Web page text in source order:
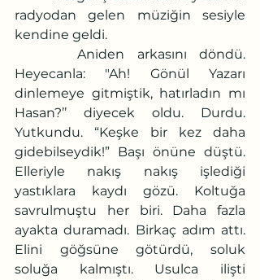
radyodan gelen müziğin sesiyle
kendine geldi.
     Aniden arkasını döndü.
Heyecanla: "Ah! Gönül Yazarı
dinlemeye gitmiştik, hatırladın mı
Hasan?’’ diyecek oldu. Durdu.
Yutkundu. “Keşke bir kez daha
gidebilseydik!” Başı önüne düştü.
Elleriyle nakış nakış işlediği
yastıklara kaydı gözü. Koltuğa
savrulmuştu her biri. Daha fazla
ayakta duramadı. Birkaç adım attı.
Elini göğsüne götürdü, soluk
soluğa kalmıştı. Usulca ilişti